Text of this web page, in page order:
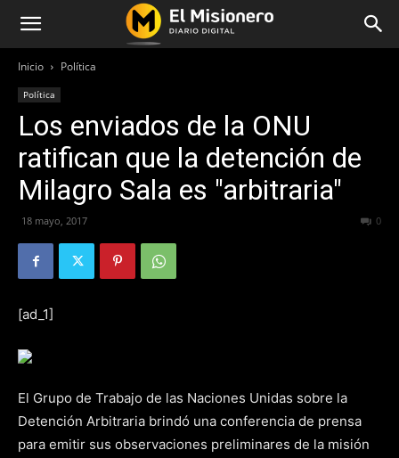
Inicio Política
Política
Los enviados de la ONU
ratifican que la detención de
Milagro Sala es "arbitraria"
18 mayo, 2017 0
[ad_1]
El Grupo de Trabajo de las Naciones Unidas sobre la
Detención Arbitraria brindó una conferencia de prensa
para emitir sus observaciones preliminares de la misión